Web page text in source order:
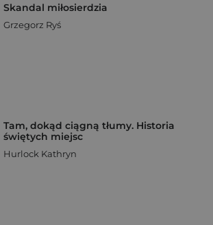
Skandal miłosierdzia
Grzegorz Ryś
Tam, dokąd ciągną tłumy. Historia
świętych miejsc
Hurlock Kathryn